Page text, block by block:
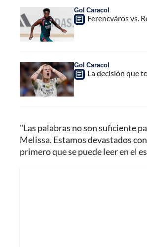
Gol Caracol
Ferencváros vs.
Gol Caracol
La decisión que
"Las palabras no son suficiente
Melissa. Estamos devastados
primero que se puede leer en el